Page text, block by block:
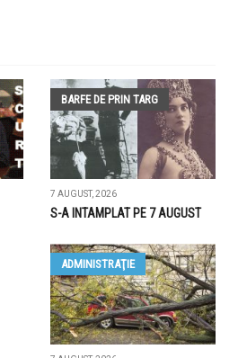
BARFE DE PRIN TARG
7 AUGUST, 2026
S-A INTAMPLAT PE 7 AUGUST
ADMINISTRAŢIE